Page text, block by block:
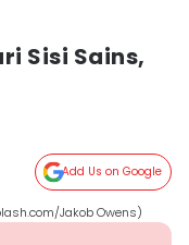
Sisi Sains,
Add Us on Google
Jakob Owens)